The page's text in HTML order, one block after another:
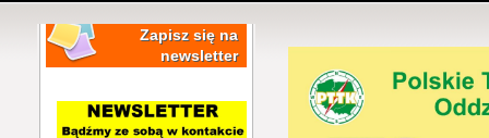
Zapisz się na
newsletter